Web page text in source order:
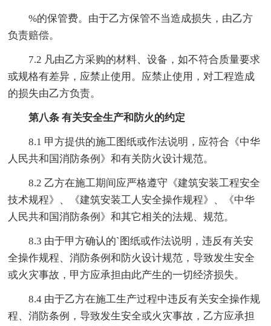
%的保管费。由于乙方保管不当造成损失，由乙方
负责赔偿。
7.2 凡由乙方采购的材料、设备，如不符合质量要求
或规格有差异，应禁止使用。应禁止使用，对工程造成
的损失由乙方负责。
第八条 有关安全生产和防火的约定
8.1 甲方提供的施工图纸或作法说明，应符合《中华
人民共和国消防条例》和有关防火设计规范。
8.2 乙方在施工期间应严格遵守《建筑安装工程安全
技术规程》、《建筑安装工人安全操作规程》、《中华
人民共和国消防条例》和其它相关的法规、规范。
8.3 由于甲方确认的`图纸或作法说明，违反有关安
全操作规程、消防条例和防火设计规范，导致发生安全
或火灾事故，甲方应承担由此产生的一切经济损失。
8.4 由于乙方在施工生产过程中违反有关安全操作规
程、消防条例，导致发生安全或火灾事故，乙方应承担